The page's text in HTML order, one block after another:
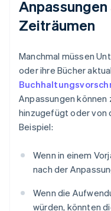
Zeiträumen
Manchmal müssen
oder ihre Bücher
Anpassungen können
hinzugefügt oder von
Beispiel:
Wenn in einem
nach der
Wenn die
würden, könnten